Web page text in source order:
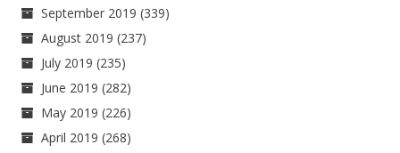
September 2019 (339)
August 2019 (237)
July 2019 (235)
June 2019 (282)
May 2019 (226)
April 2019 (268)